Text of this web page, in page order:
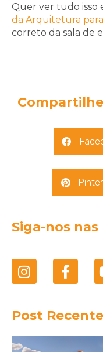
Quer ver tudo isso
da Arquitetura
correto da sala de
Siga-nos nas
Post